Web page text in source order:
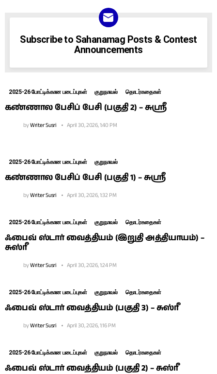
NEWSLETTER
Subscribe to Sahanamag Posts & Contest
Announcements
2025-26 போட்டிக்கான படைப்புகள் குறுநாவல் தொடர்கதைகள்
கண்ணால பேசிப் பேசி (பகுதி 2) – சுஶ்ரீ
byWriter Susri April 30, 2026, 1:40 PM
2025-26 போட்டிக்கான படைப்புகள் குறுநாவல்
கண்ணால பேசிப் பேசி (பகுதி 1) – சுஶ்ரீ
byWriter Susri April 30, 2026, 1:32 PM
2025-26 போட்டிக்கான படைப்புகள் குறுநாவல் தொடர்கதைகள்
ஃபைவ் ஸ்டார் வைத்தியம் (இறுதி அத்தியாயம்) –
சுஸ்ரீ
byWriter Susri April 30, 2026, 1:24 PM
2025-26 போட்டிக்கான படைப்புகள் குறுநாவல் தொடர்கதைகள்
ஃபைவ் ஸ்டார் வைத்தியம் (பகுதி 3) – சுஸ்ரீ
byWriter Susri April 30, 2026, 1:16 PM
2025-26 போட்டிக்கான படைப்புகள் குறுநாவல் தொடர்கதைகள்
ஃபைவ் ஸ்டார் வைத்தியம் (பகுதி 2) – சுஸ்ரீ